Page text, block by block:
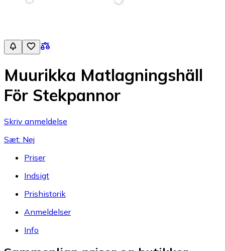
Muurikka Matlagningshäll
För Stekpannor
Skriv anmeldelse
Sæt: Nej
Priser
Indsigt
Prishistorik
Anmeldelser
Info